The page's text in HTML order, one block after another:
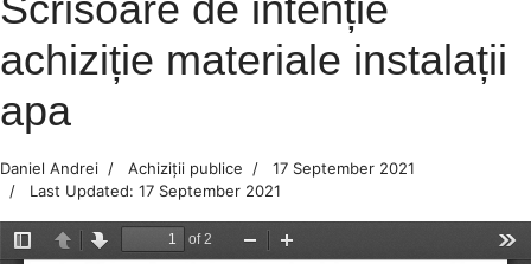
achiziție materiale instalații
apa
Daniel Andrei Achiziții publice
17 September 2021
Last Updated: 17 September 2021